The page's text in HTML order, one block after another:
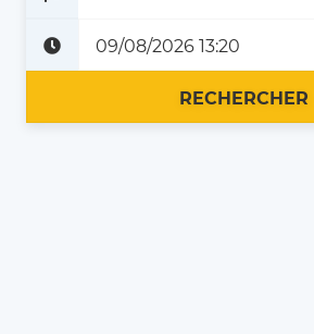
RECHERCHER